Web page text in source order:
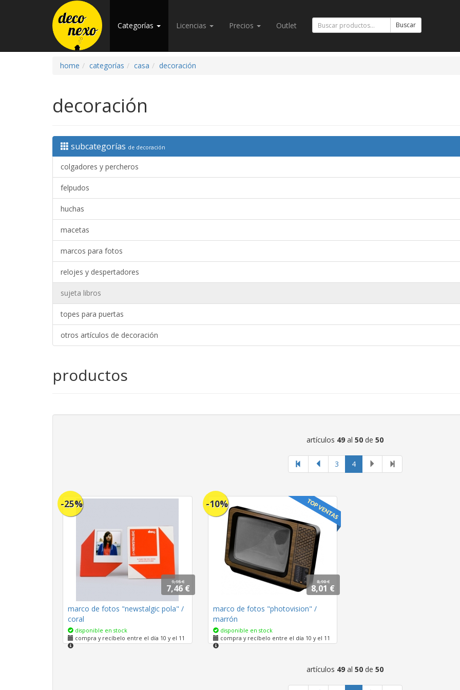
Categorías Licencias Precios Outlet Buscar
home categorías casa decoración
decoración
subcategorías de decoración
colgadores y percheros
felpudos
huchas
macetas
marcos para fotos
relojes y despertadores
sujeta libros
topes para puertas
otros artículos de decoración
productos
artículos 49 al 50 de 50
3 4página
actual
-25%
9,95 €
7,46 €
marco de fotos "newstalgic pola" /
coral
disponible en stock
compra y recíbelo entre el día 10 y el 11
-10%
8,90 €
8,01 €
marco de fotos "photovision" /
marrón
disponible en stock
compra y recíbelo entre el día 10 y el 11
artículos 49 al 50 de 50